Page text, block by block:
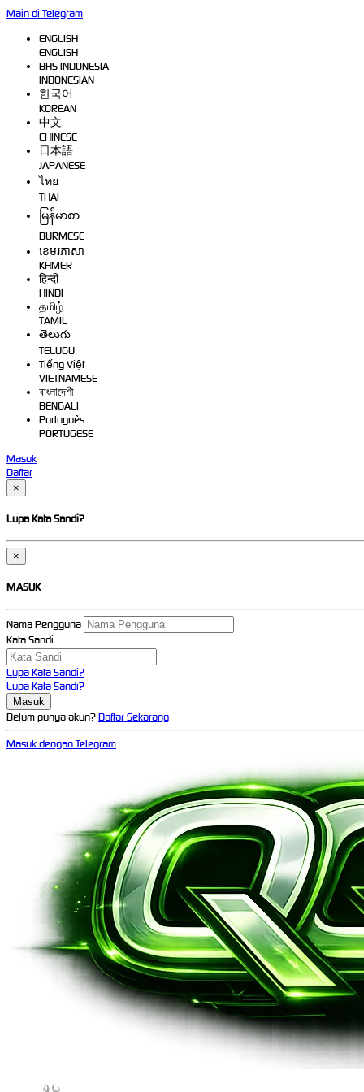
Main di Telegram
ENGLISH
ENGLISH
BHS INDONESIA
INDONESIAN
한국어
KOREAN
中文
CHINESE
日本語
JAPANESE
ไทย
THAI
မြန်မာစာ
BURMESE
ខេមរភាសា
KHMER
हिन्दी
HINDI
தமிழ்
TAMIL
తెలుగు
TELUGU
Tiếng Việt
VIETNAMESE
বাংলাদেশী
BENGALI
Português
PORTUGESE
Masuk
Daftar
×
Lupa Kata Sandi?
×
MASUK
Nama Pengguna
Kata Sandi
Lupa Kata Sandi?
Lupa Kata Sandi?
Belum punya akun?Daftar Sekarang
Masuk dengan Telegram